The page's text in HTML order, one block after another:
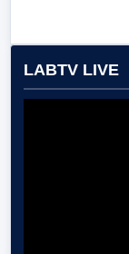
LABTV LIVE